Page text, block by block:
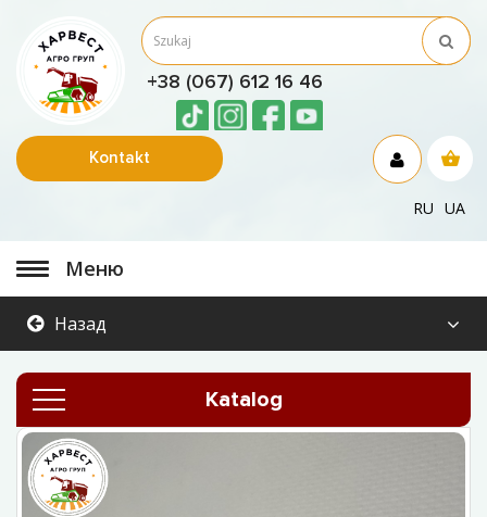
+38 (067) 612 16 46
Kontakt
RU UA
Меню
Назад
Katalog